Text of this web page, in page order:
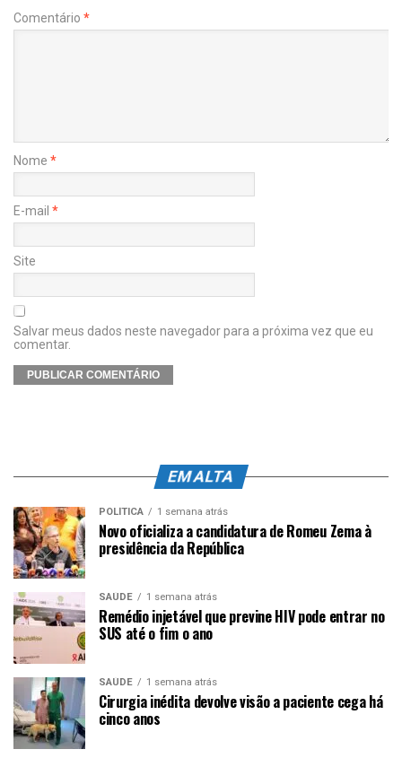
Comentário *
Nome *
E-mail *
Site
Salvar meus dados neste navegador para a próxima vez que eu
comentar.
EM ALTA
POLÍTICA 1 semana atrás
Novo oficializa a candidatura de Romeu Zema à
presidência da República
SAÚDE 1 semana atrás
Remédio injetável que previne HIV pode entrar no
SUS até o fim o ano
SAÚDE 1 semana atrás
Cirurgia inédita devolve visão a paciente cega há
cinco anos